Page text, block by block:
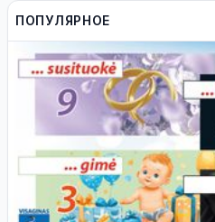
электростанции и
оценивает новые риски
ПОПУЛЯРНОЕ